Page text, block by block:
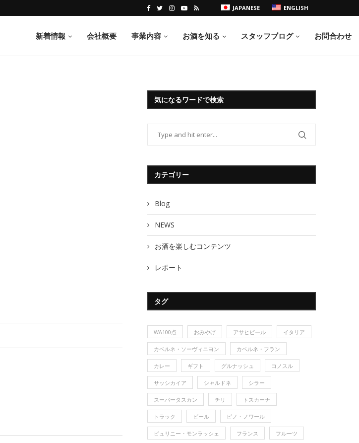
JAPANESE ENGLISH
新着情報 会社概要 事業内容 お酒を知る スタッフブログ お問合わせ
気になるワードで検索
カテゴリー
Blog
NEWS
お酒を楽しむコンテンツ
レポート
タグ
WA100点 おみやげ アサヒビール イタリア
カベルネ・ソーヴィニヨン カベルネ・フラン
カレー ギフト グルナッシュ コノスル
サッシカイア シャルドネ シラー
スーパータスカン チリ トスカーナ
トラック ビール ピノ・ノワール
ピュリニー・モンラッシェ フランス フルーツ